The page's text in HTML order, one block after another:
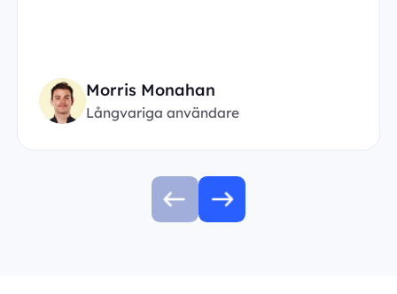
Morris Monahan
Långvariga användare